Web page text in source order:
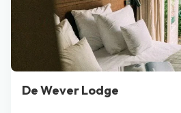
De Wever Lodge